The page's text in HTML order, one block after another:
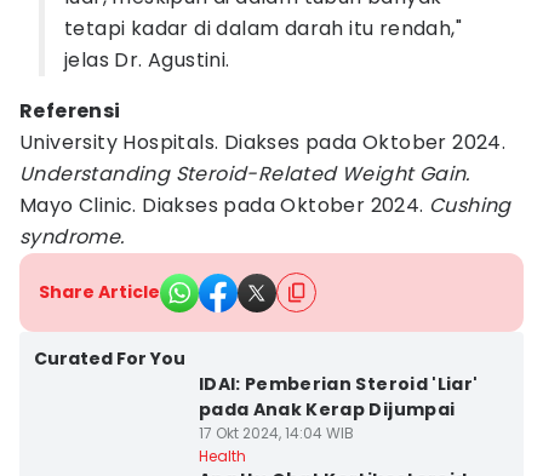
tetapi kadar di dalam darah itu rendah,"
jelas Dr. Agustini.
Referensi
University Hospitals. Diakses pada Oktober 2024.
Understanding Steroid-Related Weight Gain.
Mayo Clinic. Diakses pada Oktober 2024. Cushing
syndrome.
Share Article
Curated For You
IDAI: Pemberian Steroid 'Liar'
pada Anak Kerap Dijumpai
17 Okt 2024, 14:04 WIB
Health